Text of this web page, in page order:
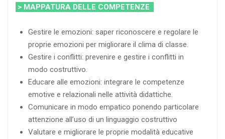
> MAPPATURA DELLE COMPETENZE
Gestire le emozioni: saper riconoscere e regolare le
proprie emozioni per migliorare il clima di classe.
Gestire i conflitti: prevenire e gestire i conflitti in
modo costruttivo.
Educare alle emozioni: integrare le competenze
emotive e relazionali nelle attività didattiche.
Comunicare in modo empatico ponendo particolare
attenzione all’uso di un linguaggio costruttivo
Valutare e migliorare le proprie modalità educative